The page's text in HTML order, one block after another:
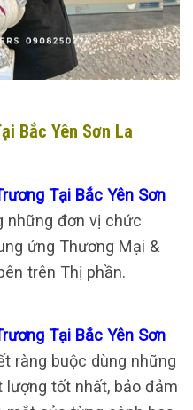
Bắc Yên Sơn La
Tại Bắc Yên Sơn
những đơn vị chức
ứng Thương Mại &
trên Thị phần.
Tại Bắc Yên Sơn
ràng buộc dùng những
tốt nhất, bảo đảm